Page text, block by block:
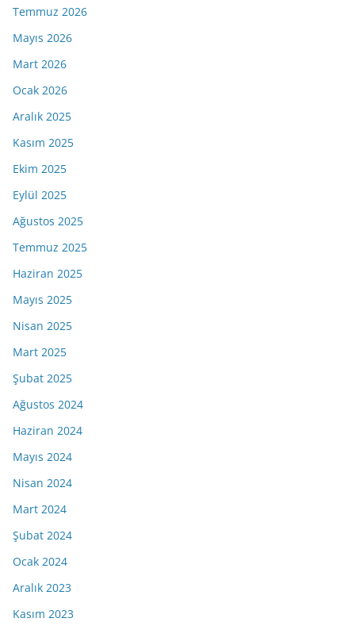
Temmuz 2026
Mayıs 2026
Mart 2026
Ocak 2026
Aralık 2025
Kasım 2025
Ekim 2025
Eylül 2025
Ağustos 2025
Temmuz 2025
Haziran 2025
Mayıs 2025
Nisan 2025
Mart 2025
Şubat 2025
Ağustos 2024
Haziran 2024
Mayıs 2024
Nisan 2024
Mart 2024
Şubat 2024
Ocak 2024
Aralık 2023
Kasım 2023